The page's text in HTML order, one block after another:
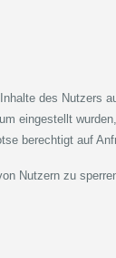
des Nutzers
eingestellt
berechtigt auf
Nutzern zu